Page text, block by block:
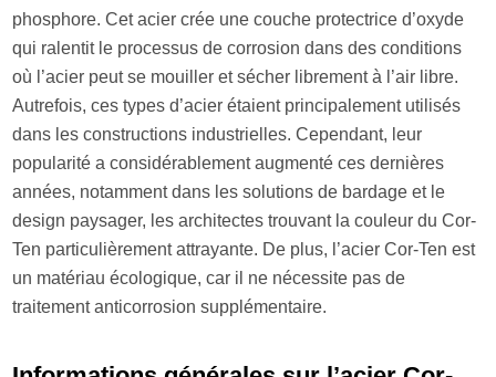
phosphore. Cet acier crée une couche protectrice d’oxyde
qui ralentit le processus de corrosion dans des conditions
où l’acier peut se mouiller et sécher librement à l’air libre.
Autrefois, ces types d’acier étaient principalement utilisés
dans les constructions industrielles. Cependant, leur
popularité a considérablement augmenté ces dernières
années, notamment dans les solutions de bardage et le
design paysager, les architectes trouvant la couleur du Cor-
Ten particulièrement attrayante. De plus, l’acier Cor-Ten est
un matériau écologique, car il ne nécessite pas de
traitement anticorrosion supplémentaire.